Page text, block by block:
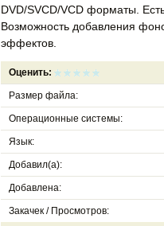
DVD/SVCD/VCD форматы.
Возможность добавления
эффектов.
Оценить:
Размер файла:
Операционные системы:
Язык:
Добавил(а):
Добавлена:
Закачек / Просмотров: